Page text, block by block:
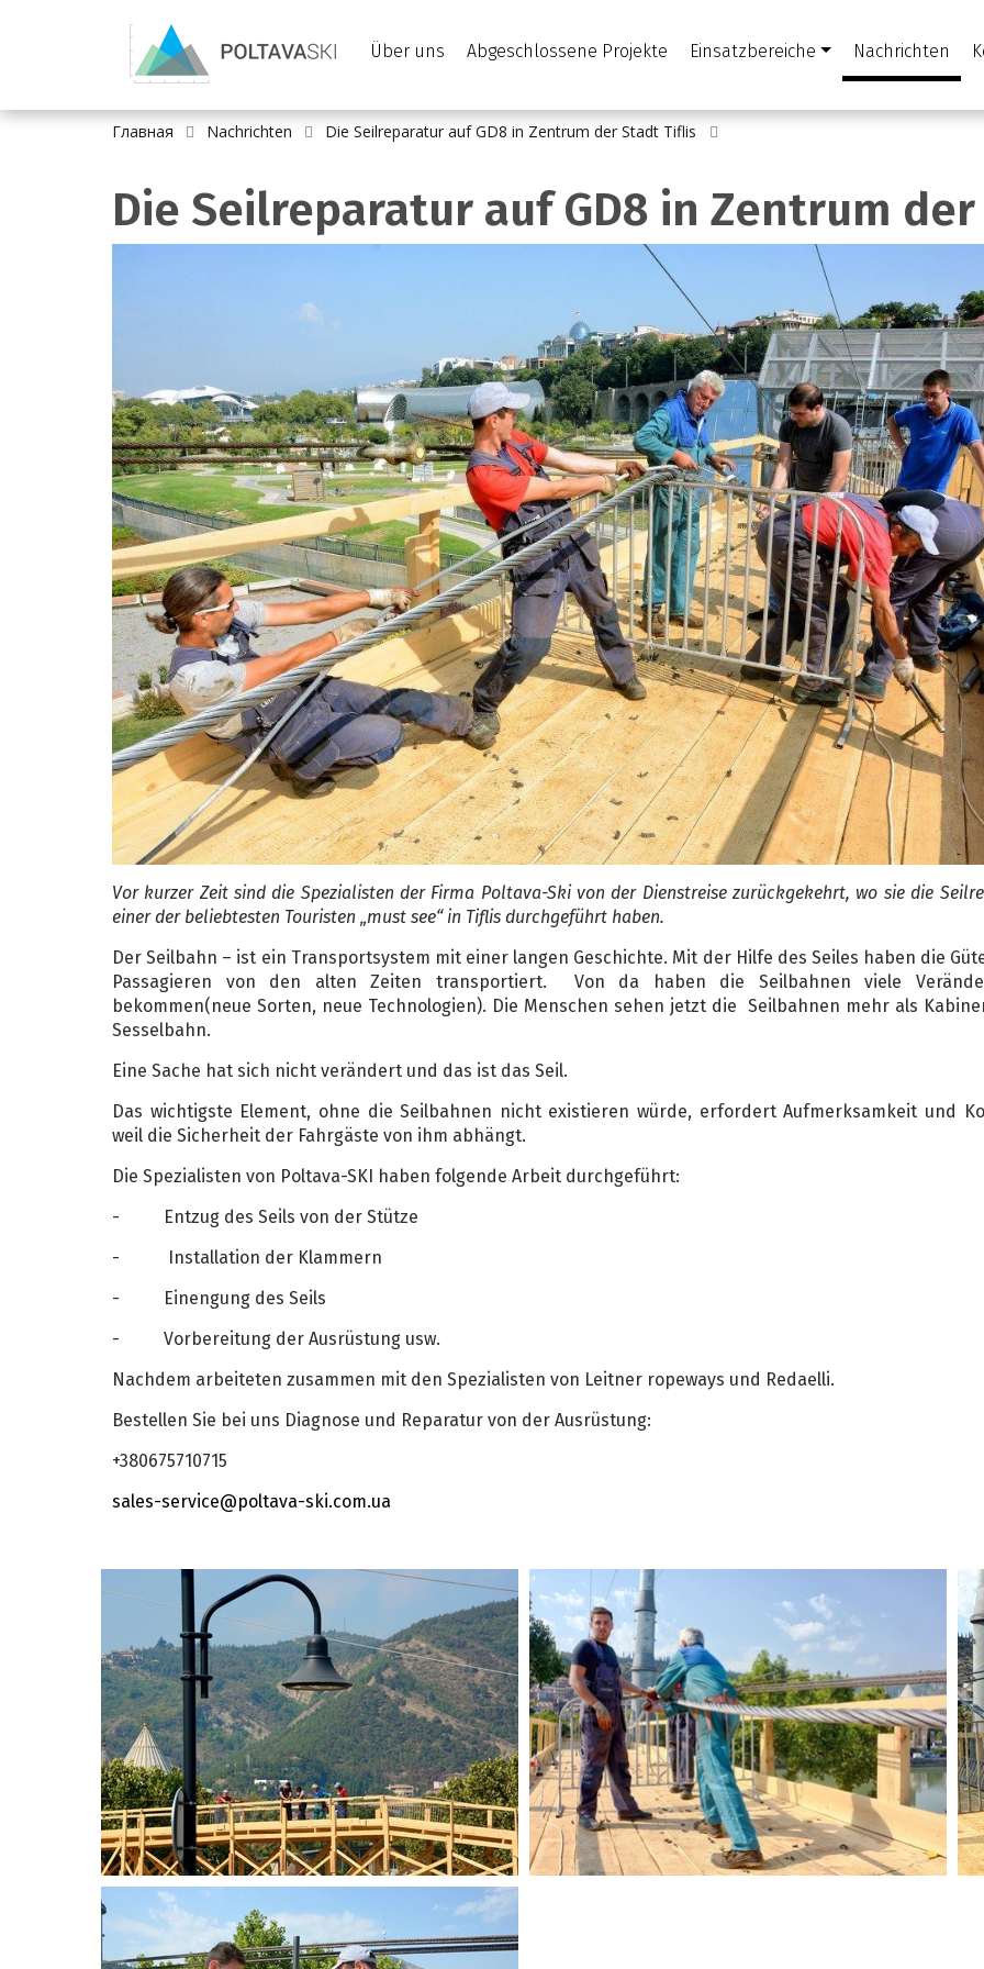
Über uns Abgeschlossene Projekte Einsatzbereiche Nachrichten
Главная Nachrichten Die Seilreparatur auf GD8 in Zentrum der Stadt Tiflis
Die Seilreparatur auf GD8 in Zentrum
Vor kurzer Zeit sind die Spezialisten der Firma Poltava-Ski von der Dienstreise zurückgekehrt, wo sie die
einer der beliebtesten Touristen „must see“ in Tiflis durchgeführt haben.
Der Seilbahn – ist ein Transportsystem mit einer langen Geschichte. Mit der Hilfe des Seiles haben die
Passagieren von den alten Zeiten transportiert. Von da haben die Seilbahnen viele
bekommen(neue Sorten, neue Technologien). Die Menschen sehen jetzt die Seilbahnen mehr als
Sesselbahn.
Eine Sache hat sich nicht verändert und das ist das Seil.
Das wichtigste Element, ohne die Seilbahnen nicht existieren würde, erfordert Aufmerksamkeit und
weil die Sicherheit der Fahrgäste von ihm abhängt.
Die Spezialisten von Poltava-SKI haben folgende Arbeit durchgeführt:
- Entzug des Seils von der Stütze
- Installation der Klammern
- Einengung des Seils
- Vorbereitung der Ausrüstung usw.
Nachdem arbeiteten zusammen mit den Spezialisten von Leitner ropeways und Redaelli.
Bestellen Sie bei uns Diagnose und Reparatur von der Ausrüstung:
+380675710715
sales-service@poltava-ski.com.ua